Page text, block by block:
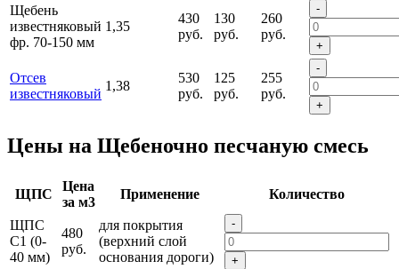
Щебень
известняковый
фр. 70-150 мм
1,35
430
руб.
130
руб.
260
руб.
-
+
Отсев
известняковый
1,38
530
руб.
125
руб.
255
руб.
-
+
Цены на Щебеночно песчаную смесь
ЩПС
Цена
за м3
Применение Количество
ЩПС
С1 (0-
40 мм)
480
руб.
для покрытия
(верхний слой
основания дороги)
-
+